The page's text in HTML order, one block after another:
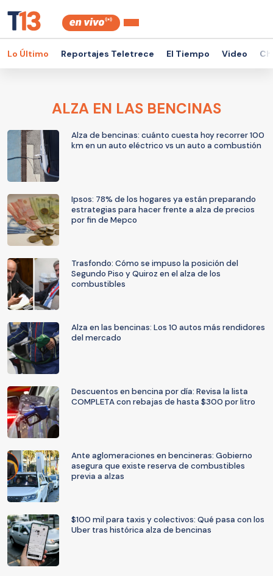
Lo Último Reportajes Teletrece El Tiempo Video
ALZA EN LAS BENCINAS
Alza de bencinas: cuánto cuesta hoy recorrer 100
km en un auto eléctrico vs un auto a combustión
Ipsos: 78% de los hogares ya están preparando
estrategias para hacer frente a alza de precios
por fin de Mepco
Trasfondo: Cómo se impuso la posición del
Segundo Piso y Quiroz en el alza de los
combustibles
Alza en las bencinas: Los 10 autos más rendidores
del mercado
Descuentos en bencina por día: Revisa la lista
COMPLETA con rebajas de hasta $300 por litro
Ante aglomeraciones en bencineras: Gobierno
asegura que existe reserva de combustibles
previa a alzas
$100 mil para taxis y colectivos: Qué pasa con los
Uber tras histórica alza de bencinas